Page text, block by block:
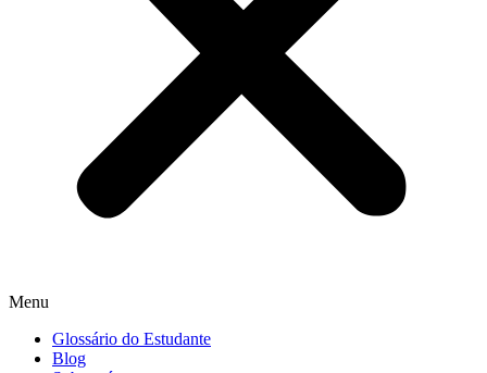
Menu
Glossário do Estudante
Blog